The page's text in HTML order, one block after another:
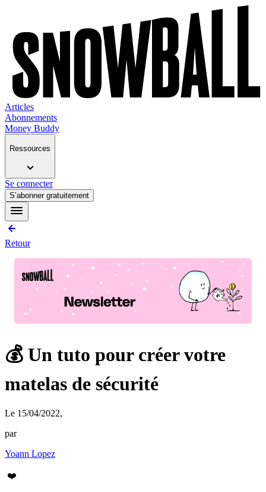
Articles
Abonnements
Money Buddy
Ressources
Se connecter
S’abonner gratuitement
Retour
💰 Un tuto pour créer votre
matelas de sécurité
Le 15/04/2022,
par
Yoann Lopez
❤️